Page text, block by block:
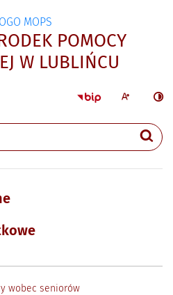
POMOCY
W LUBLIŃCU
StronaWiększa
wobec seniorów